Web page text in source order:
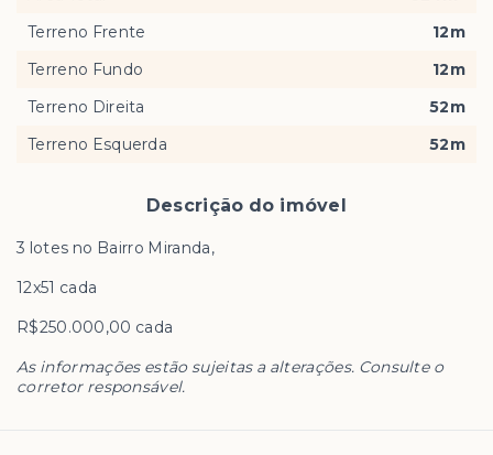
Descrição do imóvel
3 lotes no Bairro Miranda,
12x51 cada
R$250.000,00 cada
As informações estão sujeitas a alterações. Consulte o
corretor responsável.
Terreno Frente
12m
Terreno Fundo
12m
Terreno Direita
52m
Terreno Esquerda
52m